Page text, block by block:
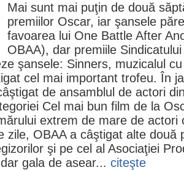
Mai sunt mai puţin de două
premiilor Oscar, iar şansele
favoarea lui One Battle After
OBAA), dar premiile
şansele: Sinners, muzicalul
cel mai important trofeu. În
de ansamblul de actori
Cel mai bun film de la
extrem de mare de actori
zile, OBAA a câştigat alte două
şi pe cel al Asociaţiei
gala de asear... citeşte